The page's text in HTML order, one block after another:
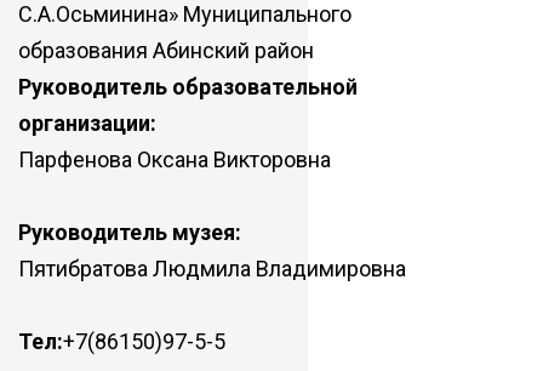
С.А.Осьминина» Муниципального
образования Абинский район
Руководитель образовательной
организации:
Парфенова Оксана Викторовна
Руководитель музея:
Пятибратова Людмила Владимировна
Тел:+7(86150)97-5-5